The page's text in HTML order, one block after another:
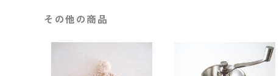
その他の商品